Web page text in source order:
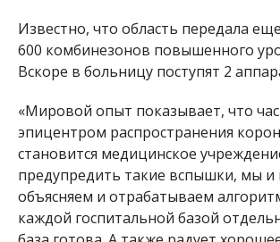
Известно, что область передала
600 комбинезонов повышенного
Вскоре в больницу поступят 2
«Мировой опыт показывает, что
эпицентром распространения
становится медицинское
предупредить такие вспышки, мы и
объясняем и отрабатываем
каждой госпитальной базой